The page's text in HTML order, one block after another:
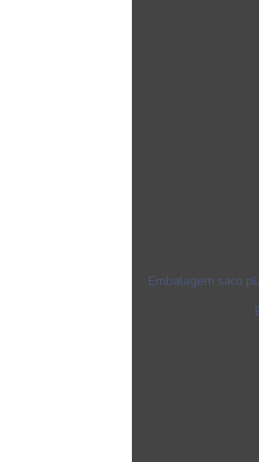
Embalagem saco